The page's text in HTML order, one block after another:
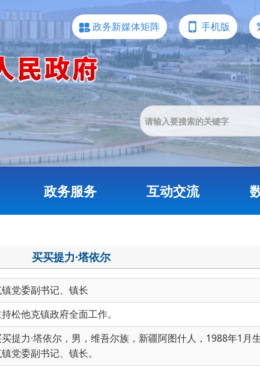
政务新媒体矩阵 手机版
政务服务 互动交流
买买提力·塔依尔
党委副书记、镇长
松他克镇政府全面工作。
力·塔依尔，男，维吾尔族，新疆阿图什人，1988年1月
党委副书记、镇长。